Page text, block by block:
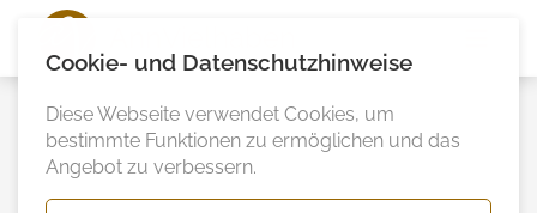
Cookie- und Datenschutzhinweise
Diese Webseite verwendet Cookies, um
bestimmte Funktionen zu ermöglichen und das
Angebot zu verbessern.